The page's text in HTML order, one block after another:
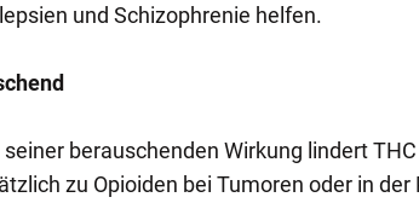
und Schizophrenie helfen.
seiner berauschenden Wirkung lindert
zu Opioiden bei Tumoren oder in